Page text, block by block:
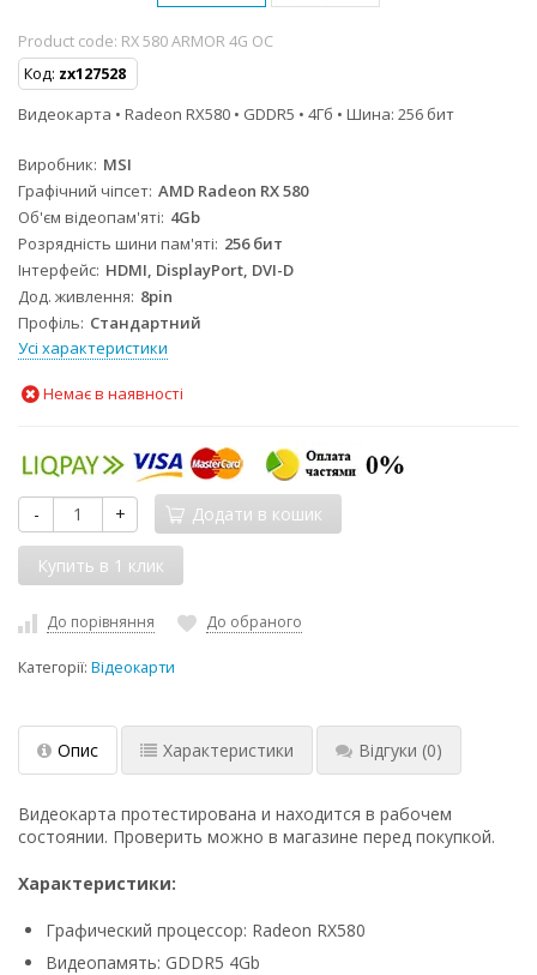
Product code: RX 580 ARMOR 4G OC
Код: zx127528
Видеокарта • Radeon RX580 • GDDR5 • 4Гб • Шина: 256 бит
Виробник MSI
Графічний чіпсет AMD Radeon RX 580
Об'єм відеопам'яті 4Gb
Розрядність шини пам'яті 256 бит
Інтерфейс HDMI, DisplayPort, DVI-D
Дод. живлення 8pin
Профіль Стандартний
Усі характеристики
Немає в наявності
- + Додати в кошик
До порівняння До обраного
Категорії: Відеокарти
Опис Характеристики Відгуки (0)
Видеокарта протестирована и находится в рабочем
состоянии. Проверить можно в магазине перед покупкой.
Характеристики:
Графический процессор: Radeon RX580
Видеопамять: GDDR5 4Gb